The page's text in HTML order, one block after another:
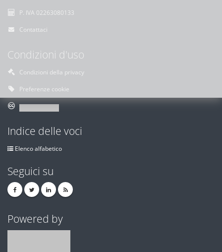
P. IVA 02263080133
Contattaci
Condizioni d'uso
Condizioni della privacy
Preferenze cookie
Indice delle voci
Elenco alfabetico
Seguici su
Powered by